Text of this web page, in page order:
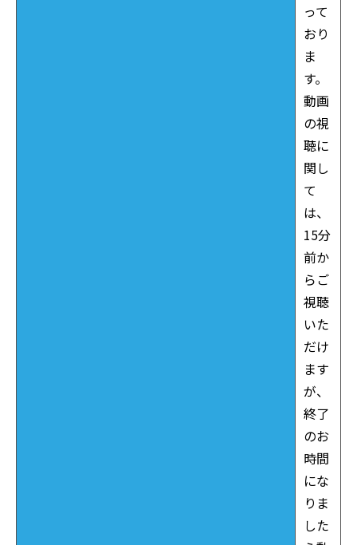
って
おり
ま
す。
動画
の視
聴に
関し
て
は、
15分
前か
らご
視聴
いた
だけ
ます
が、
終了
のお
時間
にな
りま
した